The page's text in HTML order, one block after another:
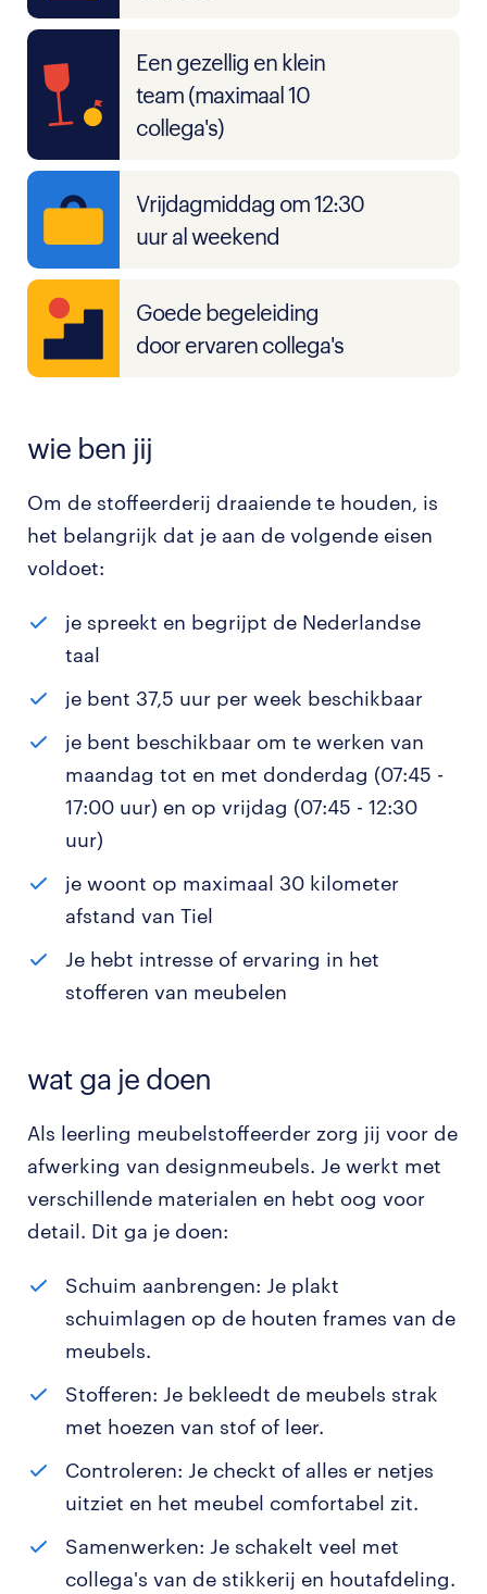
Een gezellig en klein
team (maximaal 10
collega's)
Vrijdagmiddag om 12:30
uur al weekend
Goede begeleiding
door ervaren collega's
wie ben jij
Om de stoffeerderij draaiende te houden, is
het belangrijk dat je aan de volgende eisen
voldoet:
je spreekt en begrijpt de Nederlandse
taal
je bent 37,5 uur per week beschikbaar
je bent beschikbaar om te werken van
maandag tot en met donderdag (07:45 -
17:00 uur) en op vrijdag (07:45 - 12:30
uur)
je woont op maximaal 30 kilometer
afstand van Tiel
Je hebt intresse of ervaring in het
stofferen van meubelen
wat ga je doen
Als leerling meubelstoffeerder zorg jij voor de
afwerking van designmeubels. Je werkt met
verschillende materialen en hebt oog voor
detail. Dit ga je doen:
Schuim aanbrengen: Je plakt
schuimlagen op de houten frames van de
meubels.
Stofferen: Je bekleedt de meubels strak
met hoezen van stof of leer.
Controleren: Je checkt of alles er netjes
uitziet en het meubel comfortabel zit.
Samenwerken: Je schakelt veel met
collega's van de stikkerij en houtafdeling.